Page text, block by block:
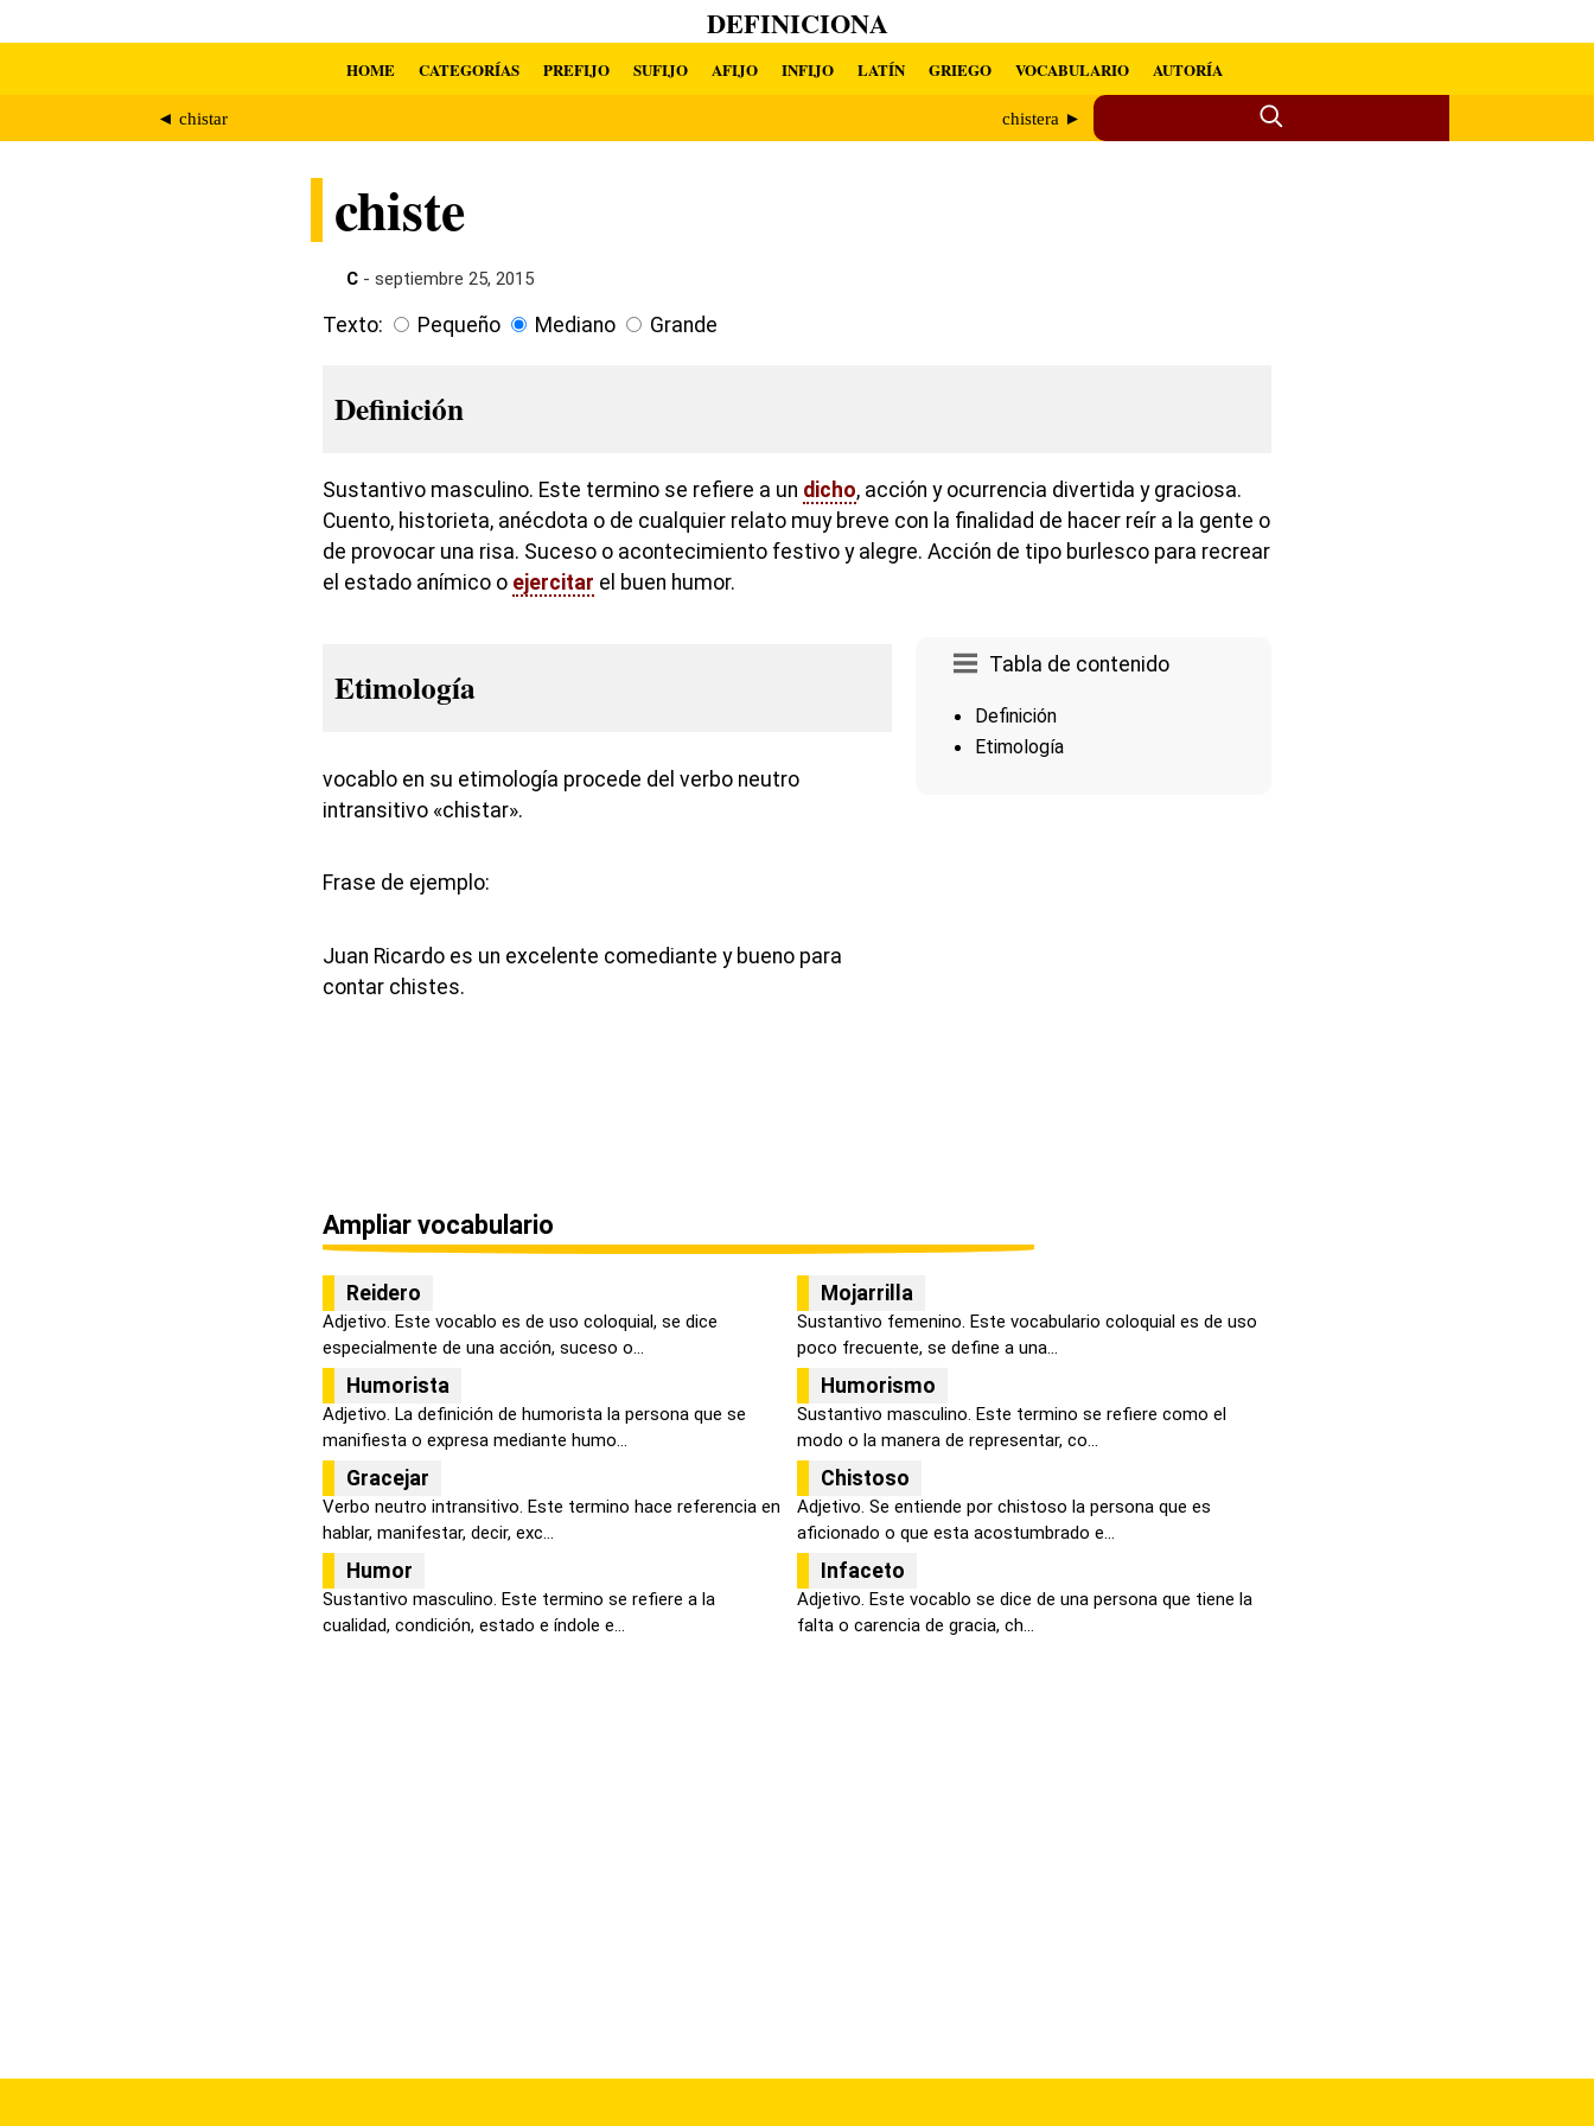
DEFINICIONA
HOME CATEGORÍAS PREFIJO SUFIJO AFIJO INFIJO LATÍN GRIEGO VOCABULARIO AUTORÍA
◄ chistar chistera ►
chiste
C - septiembre 25, 2015
Texto: Pequeño Mediano Grande
Definición
Sustantivo masculino. Este termino se refiere a un dicho, acción y ocurrencia divertida y graciosa.
Cuento, historieta, anécdota o de cualquier relato muy breve con la finalidad de hacer reír a la gente o
de provocar una risa. Suceso o acontecimiento festivo y alegre. Acción de tipo burlesco para recrear
el estado anímico o ejercitar el buen humor.
Tabla de contenido
Definición
Etimología
Etimología
vocablo en su etimología procede del verbo neutro
intransitivo «chistar».
Frase de ejemplo:
Juan Ricardo es un excelente comediante y bueno para
contar chistes.
Ampliar vocabulario
Reidero
Adjetivo. Este vocablo es de uso coloquial, se dice
especialmente de una acción, suceso o...
Mojarrilla
Sustantivo femenino. Este vocabulario coloquial es de uso
poco frecuente, se define a una...
Humorista
Adjetivo. La definición de humorista la persona que se
manifiesta o expresa mediante humo...
Humorismo
Sustantivo masculino. Este termino se refiere como el
modo o la manera de representar, co...
Gracejar
Verbo neutro intransitivo. Este termino hace referencia en
hablar, manifestar, decir, exc...
Chistoso
Adjetivo. Se entiende por chistoso la persona que es
aficionado o que esta acostumbrado e...
Humor
Sustantivo masculino. Este termino se refiere a la
cualidad, condición, estado e índole e...
Infaceto
Adjetivo. Este vocablo se dice de una persona que tiene la
falta o carencia de gracia, ch...